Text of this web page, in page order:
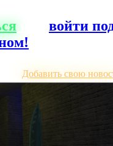
сайта,
войти
Добавить свою